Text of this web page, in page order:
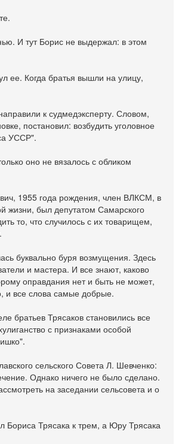
И тут Борис не выдержал: в этом
ее. Когда братья вышли на улицу,
к судмедэксперту. Словом,
постановил: возбудить уголовное
УССР".
оно не вязалось с обликом
1955 года рождения, член ВЛКСМ, в
жизни, был депутатом Самарского
то, что случилось с их товарищем,
буквально буря возмущения. Здесь
и мастера. И все знают, каково
оправдания нет и быть не может,
и все слова самые добрые.
братьев Трясаков становились все
с признаками особой
сельского Совета Л. Шевченко:
Однако ничего не было сделано.
на заседании сельсовета и о
Бориса Трясака к трем, а Юру Трясака